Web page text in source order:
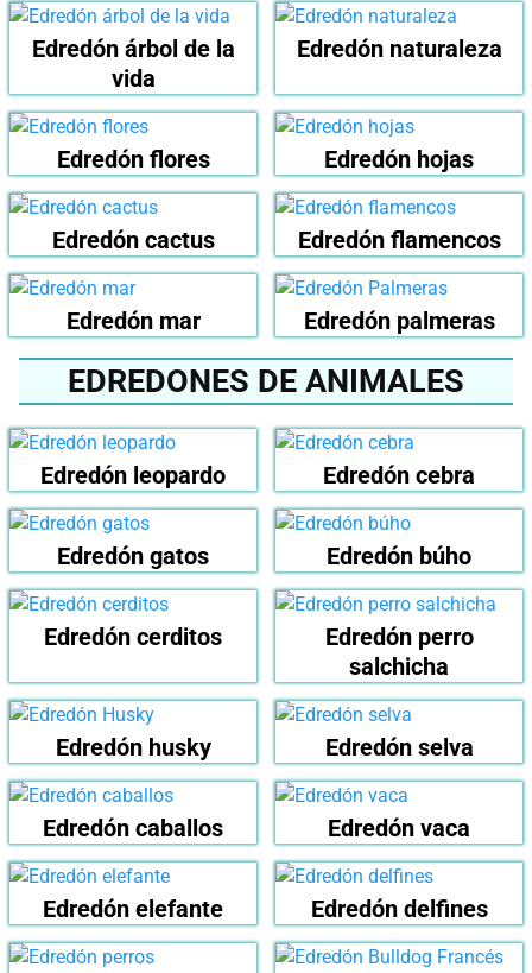
Edredón árbol de la
vida
Edredón naturaleza
Edredón flores Edredón hojas
Edredón cactus Edredón flamencos
Edredón mar Edredón palmeras
EDREDONES DE ANIMALES
Edredón leopardo Edredón cebra
Edredón gatos Edredón búho
Edredón cerditos
Edredón perro
salchicha
Edredón husky Edredón selva
Edredón caballos Edredón vaca
Edredón elefante Edredón delfines